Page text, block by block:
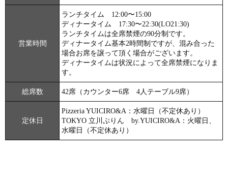
営業時間
ランチタイム 12:00〜15:00
ディナータイム 17:30〜22:30(LO21:30)
ランチタイムは全席禁煙の90分制です。
ディナータイム基本2時間制ですが、混み合った
場合お席を譲って頂く場合がございます。
ディナータイムは状況によって全席禁煙になりま
す。
総席数 42席（カウンター6席 4人テーブル9席）
定休日
Pizzeria YUICIRO&A：水曜日（不定休あり）
TOKYO 立川ぷりん by.YUICIRO&A：火曜日、
水曜日（不定休あり）